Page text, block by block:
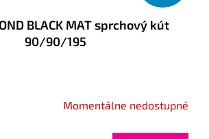
BLACK MAT sprchový kút
90/90/195
Momentálne nedostupné